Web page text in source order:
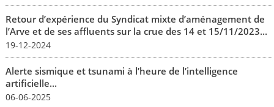
Retour d’expérience du Syndicat mixte d’aménagement de
l’Arve et de ses affluents sur la crue des 14 et 15/11/2023...
19-12-2024
Alerte sismique et tsunami à l’heure de l’intelligence
artificielle...
06-06-2025